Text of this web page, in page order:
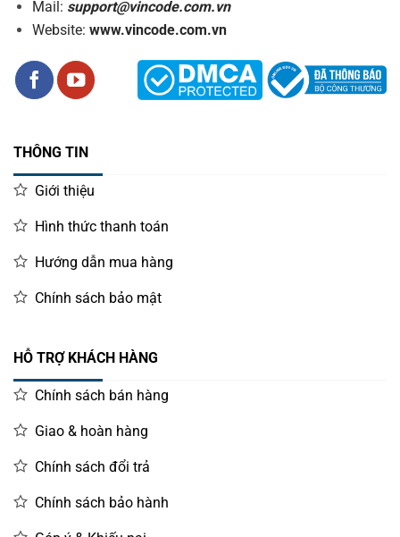
Mail: support@vincode.com.vn
Website: www.vincode.com.vn
THÔNG TIN
Giới thiệu
Hình thức thanh toán
Hướng dẫn mua hàng
Chính sách bảo mật
HỖ TRỢ KHÁCH HÀNG
Chính sách bán hàng
Giao & hoàn hàng
Chính sách đổi trả
Chính sách bảo hành